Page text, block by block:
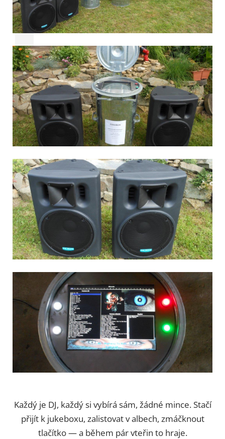
Každý je DJ, každý si vybírá sám, žádné mince. Stačí
přijít k jukeboxu, zalistovat v albech, zmáčknout
tlačítko — a během pár vteřin to hraje.